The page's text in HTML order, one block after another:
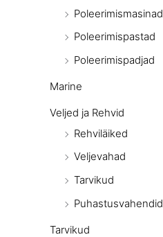
Poleerimismasinad
Poleerimispastad
Poleerimispadjad
Marine
Veljed ja Rehvid
Rehviläiked
Veljevahad
Tarvikud
Puhastusvahendid
Tarvikud